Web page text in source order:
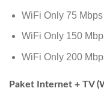
WiFi Only 75
WiFi Only 150
WiFi Only 200
Paket Internet + TV